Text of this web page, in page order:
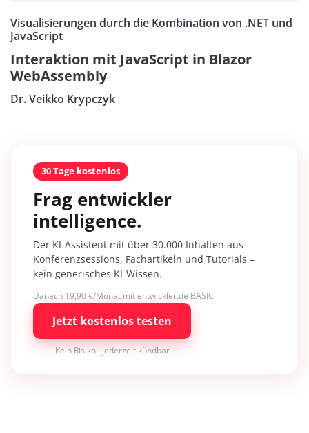
Visualisierungen durch die Kombination von .NET und
JavaScript
Interaktion mit JavaScript in Blazor
WebAssembly
Dr. Veikko Krypczyk
30 Tage kostenlos
Frag entwickler
intelligence.
Der KI-Assistent mit über 30.000 Inhalten aus
Konferenzsessions, Fachartikeln und Tutorials –
kein generisches KI-Wissen.
Danach 19,90 €/Monat mit entwickler.de BASIC
Jetzt kostenlos testen
Kein Risiko · jederzeit kündbar